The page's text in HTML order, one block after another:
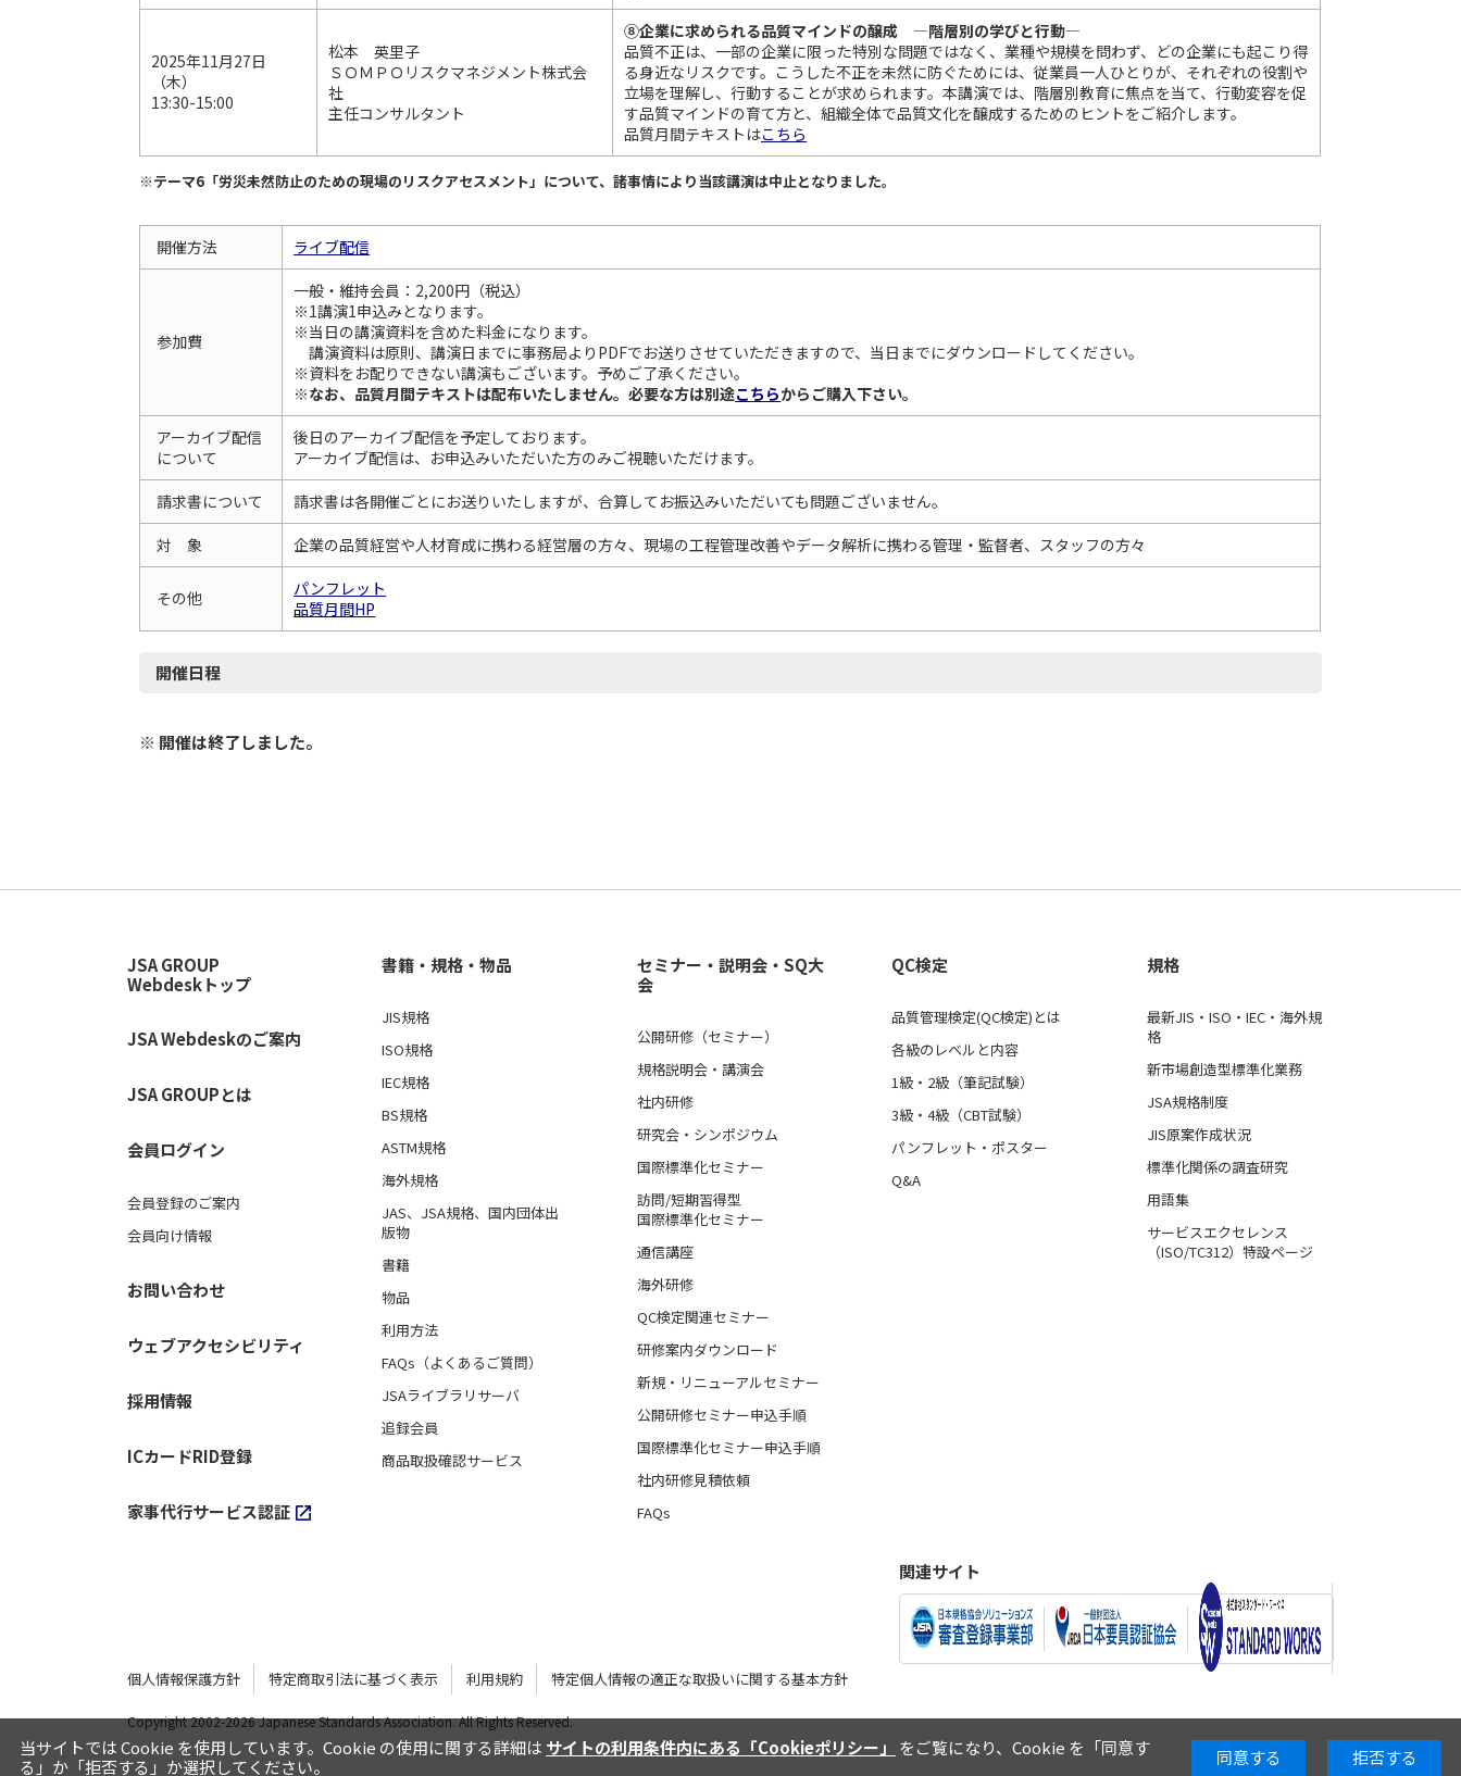
2025年11月27日
（木）
13:30-15:00
松本 英里子
ＳＯＭＰＯリスクマネジメント株式会
社
主任コンサルタント
⑧企業に求められる品質マインドの醸成 ―階層別の学びと行動―
品質不正は、一部の企業に限った特別な問題ではなく、業種や規模を問わず、どの企業にも起こり得
る身近なリスクです。こうした不正を未然に防ぐためには、従業員一人ひとりが、それぞれの役割や
立場を理解し、行動することが求められます。本講演では、階層別教育に焦点を当て、行動変容を促
す品質マインドの育て方と、組織全体で品質文化を醸成するためのヒントをご紹介します。
品質月間テキストはこちら
※テーマ6「労災未然防止のための現場のリスクアセスメント」について、諸事情により当該講演は中止となりました。
開催方法 ライブ配信
参加費
一般・維持会員：2,200円（税込）
※1講演1申込みとなります。
※当日の講演資料を含めた料金になります。
講演資料は原則、講演日までに事務局よりPDFでお送りさせていただきますので、当日までにダウンロードしてください。
※資料をお配りできない講演もございます。予めご了承ください。
※なお、品質月間テキストは配布いたしません。必要な方は別途こちらからご購入下さい。
アーカイブ配信
について
後日のアーカイブ配信を予定しております。
アーカイブ配信は、お申込みいただいた方のみご視聴いただけます。
請求書について
請求書は各開催ごとにお送りいたしますが、合算してお振込みいただいても問題ございません。
対 象
企業の品質経営や人材育成に携わる経営層の方々、現場の工程管理改善やデータ解析に携わる管理・監督者、スタッフの方々
その他
パンフレット
品質月間HP
開催日程
※ 開催は終了しました。
JSA GROUP
Webdeskトップ
JSA Webdeskのご案内
JSA GROUPとは
会員ログイン
会員登録のご案内
会員向け情報
お問い合わせ
ウェブアクセシビリティ
採用情報
ICカードRID登録
家事代行サービス認証
書籍・規格・物品
JIS規格
ISO規格
IEC規格
BS規格
ASTM規格
海外規格
JAS、JSA規格、国内団体出
版物
書籍
物品
利用方法
FAQs（よくあるご質問）
JSAライブラリサーバ
追録会員
商品取扱確認サービス
セミナー・説明会・SQ大
会
公開研修（セミナー）
規格説明会・講演会
社内研修
研究会・シンポジウム
国際標準化セミナー
訪問/短期習得型
国際標準化セミナー
通信講座
海外研修
QC検定関連セミナー
研修案内ダウンロード
新規・リニューアルセミナー
公開研修セミナー申込手順
国際標準化セミナー申込手順
社内研修見積依頼
FAQs
QC検定
品質管理検定(QC検定)とは
各級のレベルと内容
1級・2級（筆記試験）
3級・4級（CBT試験）
パンフレット・ポスター
Q&A
規格
最新JIS・ISO・IEC・海外規
格
新市場創造型標準化業務
JSA規格制度
JIS原案作成状況
標準化関係の調査研究
用語集
サービスエクセレンス
（ISO/TC312）特設ページ
個人情報保護方針 特定商取引法に基づく表示 利用規約 特定個人情報の適正な取扱いに関する基本方針
関連サイト
Copyright 2002-2026 Japanese Standards Association.All Rights Reserved.
当サイトでは Cookie を使用しています。Cookie の使用に関する詳細は サイトの利用条件内にある「Cookieポリシー」
をご覧になり、Cookie を「同意す
る」か「拒否する」か選択してください。
同意する 拒否する